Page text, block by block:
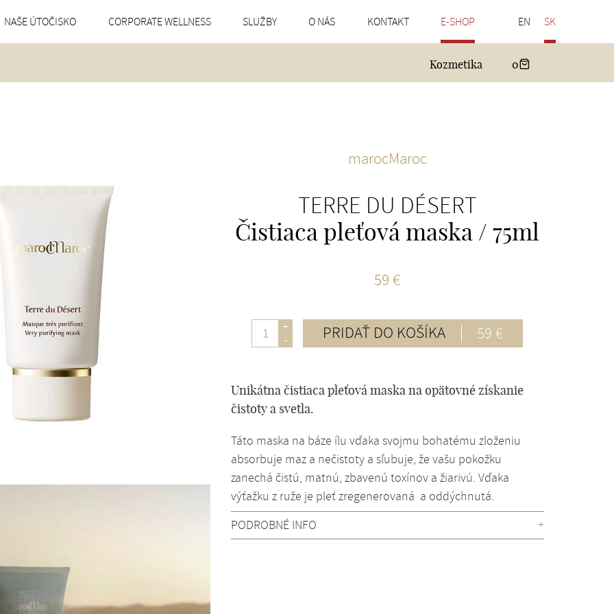
NAŠE ÚTOČISKO CORPORATE WELLNESS SLUŽBY O NÁS KONTAKT E-SHOP EN SK
Kozmetika 0
marocMaroc
TERRE DU DÉSERT
Čistiaca pleťová maska / 75ml
59 €
+
-
PRIDAŤ DO KOŠÍKA 59 €
Unikátna čistiaca pleťová maska na opätovné získanie
čistoty a svetla.
Táto maska na báze ílu vďaka svojmu bohatému zloženiu
absorbuje maz a nečistoty a sľubuje, že vašu pokožku
zanechá čistú, matnú, zbavenú toxínov a žiarivú. Vďaka
výťažku z ruže je pleť zregenerovaná a oddýchnutá.
PODROBNÉ INFO
+